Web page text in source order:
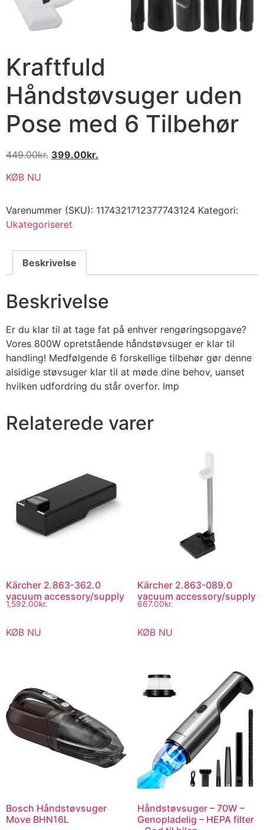
Kraftfuld
Håndstøvsuger uden
Pose med 6 Tilbehør
449.00kr. 399.00kr.
KØB NU
Varenummer (SKU): 1174321712377743124 Kategori:
Ukategoriseret
Beskrivelse
Beskrivelse
Er du klar til at tage fat på enhver rengøringsopgave?
Vores 800W opretstående håndstøvsuger er klar til
handling! Medfølgende 6 forskellige tilbehør gør denne
alsidige støvsuger klar til at møde dine behov, uanset
hvilken udfordring du står overfor. Imp
Relaterede varer
Kärcher 2.863-362.0
vacuum accessory/supply
1,592.00kr.
KØB NU
Kärcher 2.863-089.0
vacuum accessory/supply
667.00kr.
KØB NU
Bosch Håndstøvsuger
Move BHN16L
Håndstøvsuger – 70W –
Genopladelig – HEPA filter